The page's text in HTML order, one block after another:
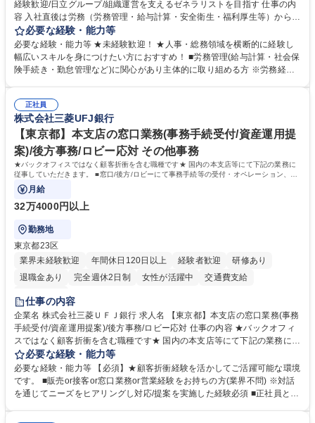
経験歓迎/日立グループ/組織運営を支えるゼネラリストを目指す 仕事の内
容 入社直後は労務（労務管理・給与計算・安全衛生・福利厚生等）からお
任せいたします。将来は総務・採用・教育業務へ守備範囲を広げ、組織運
営を支えるゼネラリストをめざせます。 ・初期業務：労働時間管理、給与
計算、社会保険対応、福利厚生管理、安全衛生、健康経営推進等をお任せ
します。ご経験に応じて、休職者管理など、幅広く経験を積んでいただき
幅広く経験を積みたい意欲がある方に最適な環境です。 募集職種 【総
務・人事】未経験歓迎/日立グループ/組織運営を支えるゼネラリストを目
指す
必要な経験・能力等
必要な経験・能力等 ★未経験歓迎！ ★人事・総務領域を横断的に経験し
幅広いスキルを身につけたい方におすすめ！ ■労務管理(給与計算・社会保
険手続き・勤怠管理など)に関心があり主体的に取り組める方 ※労務経験
のご経験 ■労務管理（給与計算・社会保険手続き・勤怠管理など）の経験
■衛生管理者の資格をお持ちの方 学歴・資格 学歴：大学院 大学 高専 短大
専修学校 高校 語学力： 資格：
正社員
株式会社三菱UFJ銀行
【東京都】本支店の窓口業務(事務手続受付/資産運用提
案)/後方事務/ロビー応対 その他事務
★バックオフィスではなく顧客折衝を含む職種です★ 国内の本支店等にて下記の業務に
従事していただきます。 ■窓口/後方/ロビーにて事務手続等の受付・オペレーション、お
客様対応
月給
32万4000円以上
勤務地
東京都23区
業界未経験歓迎
年間休日120日以上 経験者歓迎
研修あり
退職金あり
完全週休2日制 女性が活躍中
交通費支給
土日祝休み
仕事の内容
企業名 株式会社三菱ＵＦＪ銀行 求人名 【東京都】本支店の窓口業務(事務
手続受付/資産運用提案)/後方事務/ロビー応対 仕事の内容 ★バックオフィ
スではなく顧客折衝を含む職種です★ 国内の本支店等にて下記の業務に従
事していただきます。 ■窓口/後方/ロビーにて事務手続等の受付・オペレ
ーション、お客様対応 ■窓口にて、ご来店された個人のお客様に対して金
融商品のご提案 ■効率的な事務運用の検討・構築等 ≪業務紹介：ご応募前
に必ずご覧ください≫ ※記事 https://www.mysite.bk.mufg.jp/career/circle/
必要な経験・能力等
必要な経験・能力等 【必須】★顧客折衝経験を活かしてご活躍可能な環境
です。 ■販売or接客or窓口業務or営業経験をお持ちの方(業界不問) ※対話
を通じてニーズをヒアリングし対応/提案を実施した経験必須 ■正社員とし